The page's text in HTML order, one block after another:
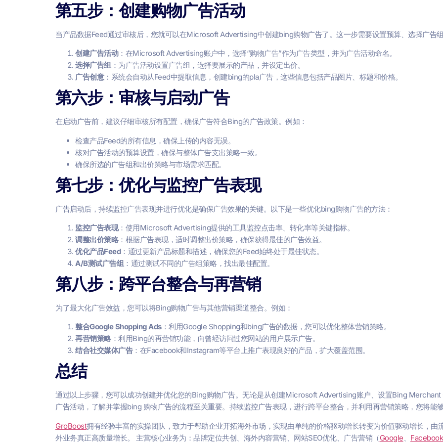
第五步：创建购物广告活动
当产品数据Feed通过审核后，您就可以在Microsoft Advertising中创建bing购物广告了。这一步需要设置预算、选择广告组
创建广告活动：在Microsoft Advertising账户中，选择“购物广告”作为广告类型，并为广告活动命名。
选择广告组：为广告活动设置广告组，选择要展示的产品，并设定出价。
广告创意：系统会自动从Feed中提取信息，创建bing的pla广告，这些信息包括产品图片、标题和价格。
第六步：审核与启动广告
在启动广告前，建议仔细审核所有配置，确保广告符合Bing的广告政策。例如：
检查产品Feed的所有信息，确保上传的内容无误。
核对广告活动的预算设置，确保与整体广告支出策略一致。
确保所选的广告组和出价策略与市场需求匹配。
第七步：优化与监控广告表现
广告启动后，持续监控广告表现并进行优化是确保广告效果的关键。以下是一些优化bing购物广告的方法：
监控广告表现：使用Microsoft Advertising提供的工具监控点击率、转化率等关键指标。
调整出价策略：根据广告表现，适时调整出价策略，确保获得最佳的广告效益。
优化产品Feed：通过更新产品标题和描述，确保您的Feed始终处于最佳状态。
A/B测试广告组：通过测试不同的广告组策略，找出最佳配置。
第八步：跨平台整合与再营销
为了最大化广告效益，您可以将Bing购物广告与其他营销渠道整合。例如：
整合Google Shopping Ads：利用Google Shopping和bing广告的数据，您可以优化整体营销策略。
再营销策略：利用Bing的再营销功能，向曾经访问过您网站的用户展示广告。
结合社交媒体广告：在Facebook和Instagram等平台上推广表现良好的产品，扩大覆盖范围。
总结
通过以上步骤，您可以成功创建并优化您的Bing购物广告。无论是从创建Microsoft Advertising账户、设置Bing
广告活动，了解并掌握bing 购物广告的流程至关重要。持续监控广告表现，进行跨平台整合，并利用再营销策略，您将能
GroBoost拥有经验丰富的实操团队，致力于帮助企业开拓海外市场，实现由单纯的价格驱动增长转变为价值驱动增长，
外业务真正高质量增长。 主营核心业务为：品牌定位共创、海外内容营销、网站SEO优化、广告营销（Google Facebook